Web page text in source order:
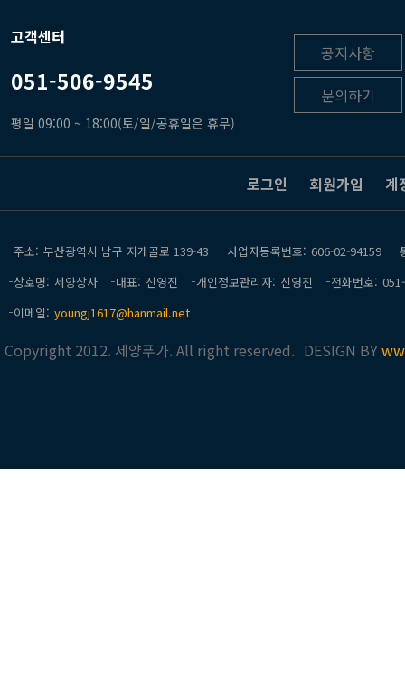
고객센터
051-506-9545
평일 09:00 ~ 18:00(토/일/공휴일은 휴무)
공지사항
문의하기
로그인 회원가입 계
주소 부산광역시 남구 지게골로 139-43 사업자등록번호 606-02-94159
상호명 세양상사 대표 신영진 개인정보관리자 신영진 전화번호
이메일 youngj1617@hanmail.net
Copyright 2012. 세양푸가. All right reserved. DESIGN BY